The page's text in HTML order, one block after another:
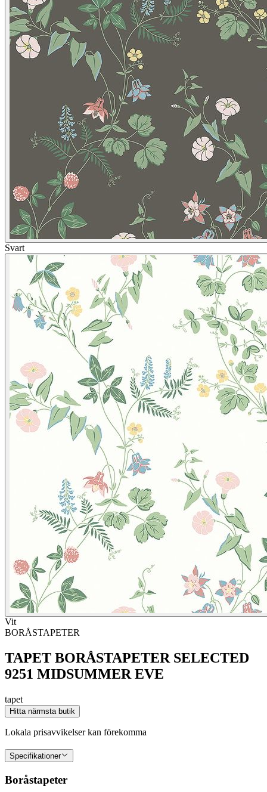
Svart
Vit
BORÅSTAPETER
TAPET BORÅSTAPETER SELECTED
9251 MIDSUMMER EVE
tapet
Hitta närmsta butik
Lokala prisavvikelser kan förekomma
Specifikationer
Boråstapeter